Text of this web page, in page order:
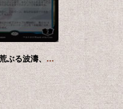
[FOIL] 荒ぶる波濤、キオーラ/Kiora, the Crashing Wave 【日本語版】 [EVK-金MR]